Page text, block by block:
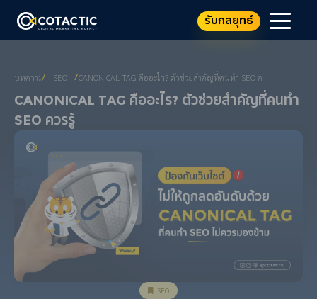
รับกลยุทธ์
บทความ/ SEO /CANONICAL TAG คืออะไร? ตัวช่วยสำคัญที่คนทำ SEO ควรรู้
Canonical Tag คืออะไร? ตัวช่วยสำคัญที่คนทำ
SEO ควรรู้
SEO